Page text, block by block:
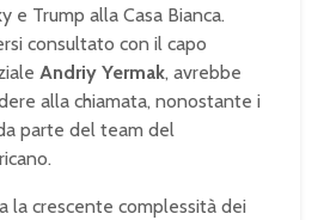
e Trump alla Casa Bianca.
consultato con il capo
Andriy Yermak, avrebbe
alla chiamata, nonostante i
parte del team del
la crescente complessità dei